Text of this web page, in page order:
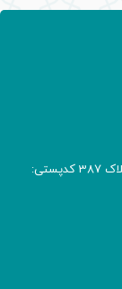
آدرس: پسـتی تهران، خیابان طالقانی، میدان فلسطین، پلاک 387 کدپستی: